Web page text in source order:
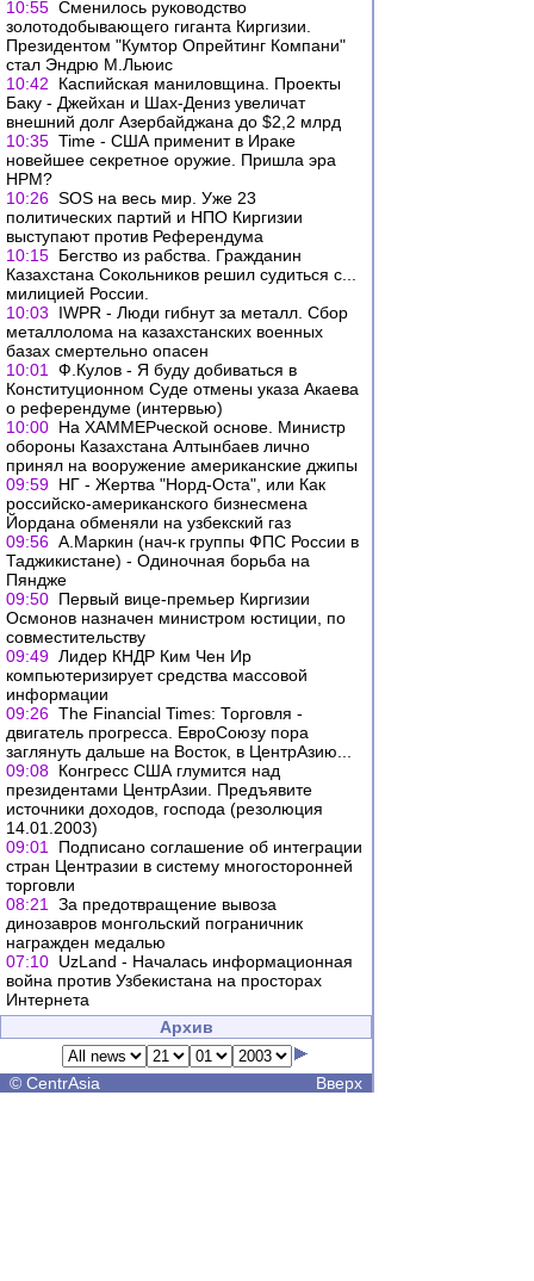
10:55 Сменилось руководство
золотодобывающего гиганта Киргизии.
Президентом "Кумтор Опрейтинг Компани"
стал Эндрю М.Льюис
10:42
Каспийская маниловщина. Проекты
Баку - Джейхан и Шах-Дениз увеличат
внешний долг Азербайджана до $2,2 млрд
10:35 Time - США применит в Ираке
новейшее секретное оружие. Пришла эра
НРМ?
10:26 SOS на весь мир. Уже 23
политических партий и НПО Киргизии
выступают против Референдума
10:15 Бегство из рабства. Гражданин
Казахстана Сокольников решил судиться с...
милицией России.
10:03
IWPR - Люди гибнут за металл. Сбор
металлолома на казахстанских военных
базах смертельно опасен
10:01
Ф.Кулов - Я буду добиваться в
Конституционном Суде отмены указа Акаева
о референдуме (интервью)
10:00 На ХАММЕРческой основе. Министр
обороны Казахстана Алтынбаев лично
принял на вооружение американские джипы
09:59 НГ - Жертва "Норд-Оста", или Как
российско-американского бизнесмена
Йордана обменяли на узбекский газ
09:56 А.Маркин (нач-к группы ФПС России в
Таджикистане) - Одиночная борьба на
Пяндже
09:50 Первый вице-премьер Киргизии
Осмонов назначен министром юстиции, по
совместительству
09:49 Лидер КНДР Ким Чен Ир
компьютеризирует средства массовой
информации
09:26 The Financial Times: Торговля -
двигатель прогресса. ЕвроСоюзу пора
заглянуть дальше на Восток, в ЦентрАзию...
09:08 Конгресс США глумится над
президентами ЦентрАзии. Предъявите
источники доходов, господа (резолюция
14.01.2003)
09:01
Подписано соглашение об интеграции
стран Центразии в систему многосторонней
торговли
08:21
За предотвращение вывоза
динозавров монгольский пограничник
награжден медалью
07:10 UzLand - Началась информационная
война против Узбекистана на просторах
Интернета
Архив
© CentrAsia Вверх